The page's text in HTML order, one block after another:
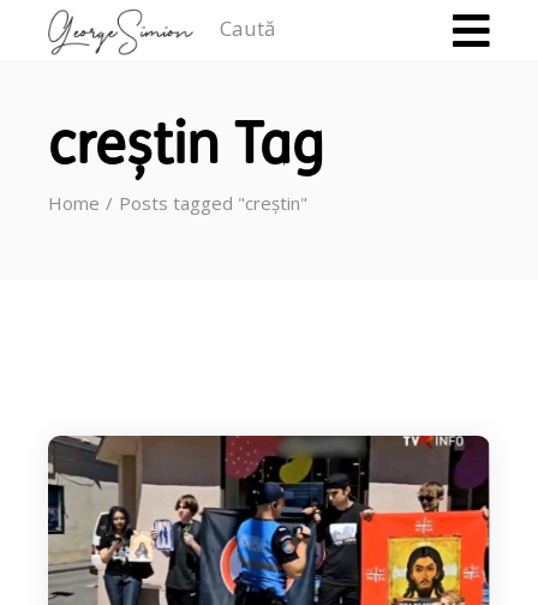
creștin Tag
Home Posts tagged "creștin"